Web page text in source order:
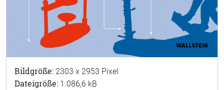
Bildgröße: 2303 x 2953 Pixel
Dateigröße: 1.086,6 kB